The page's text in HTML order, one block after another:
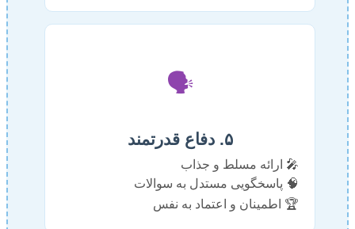
🗣️
۵. دفاع قدرتمند
🎤 ارائه مسلط و جذاب
🧠 پاسخگویی مستدل به سوالات
🏆 اطمینان و اعتماد به نفس